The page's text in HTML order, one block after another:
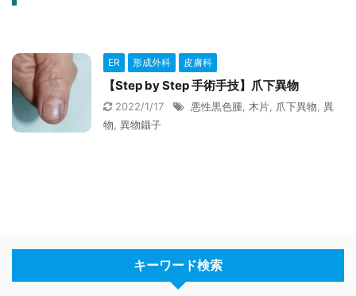
ER 形成外科 皮膚科
【Step by Step 手術手技】爪下異物
2022/1/17 悪性黒色腫 木片 爪下異物 異
物 異物鑷子
キーワード検索